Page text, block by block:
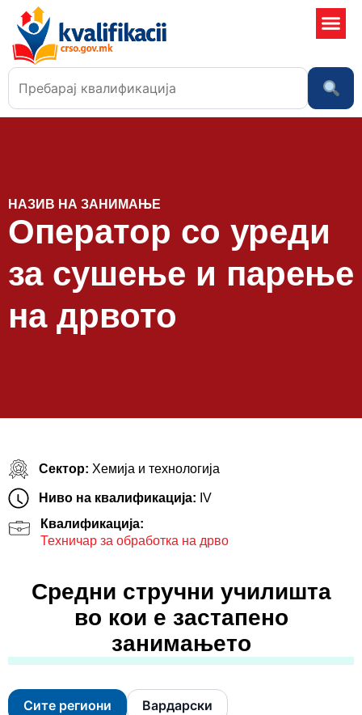
НАЗИВ НА ЗАНИМАЊЕ
Оператор со уреди
за сушење и парење
на дрвото
Сектор: Хемија и технологија
Ниво на квалификација: IV
Квалификација:
Техничар за обработка на дрво
Средни стручни училишта
во кои е застапено
занимањето
Сите региони Вардарски